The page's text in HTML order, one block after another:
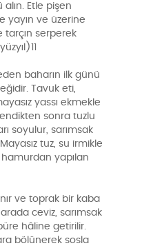
Etle pişen
yayın ve üzerine
tarçın serperek
baharın ilk günü
Tavuk eti,
yassı ekmekle
sonra tuzlu
soyulur, sarımsak
tuz, su irmikle
hamurdan yapılan
ve toprak bir kaba
ceviz, sarımsak
hâline getirilir.
bölünerek sosla